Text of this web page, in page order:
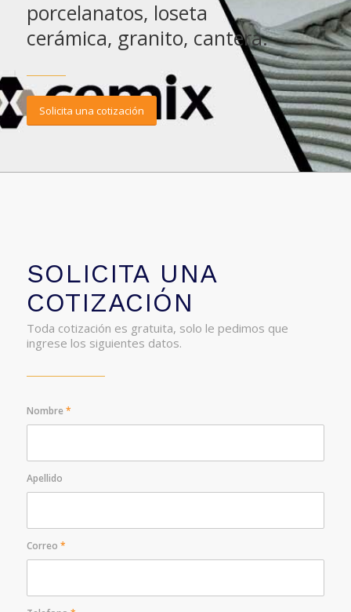
porcelanatos, loseta
cerámica, granito, cantera.
Solicita una cotización
SOLICITA UNA
COTIZACIÓN
Toda cotización es gratuita, solo le pedimos que
ingrese los siguientes datos.
Nombre *
Apellido
Correo *